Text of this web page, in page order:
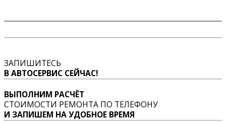
ЗАПИШИТЕСЬ
В АВТОСЕРВИС СЕЙЧАС!
ВЫПОЛНИМ РАСЧЁТ
СТОИМОСТИ РЕМОНТА ПО ТЕЛЕФОНУ
И ЗАПИШЕМ НА УДОБНОЕ ВРЕМЯ